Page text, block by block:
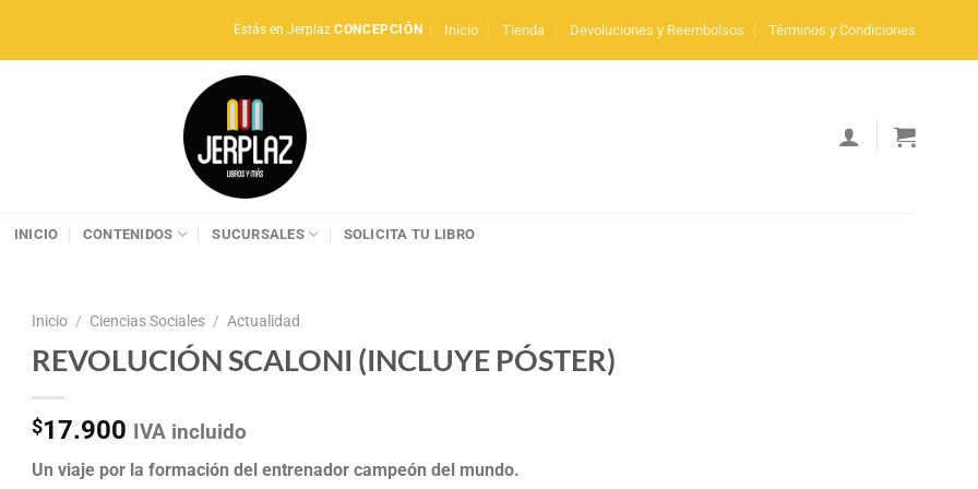
Estás en JerplazCONCEPCIÓN Inicio Tienda Devoluciones y Reembolsos Términos y Condiciones
INICIO CONTENIDOS SUCURSALES SOLICITA TU LIBRO
Inicio / Ciencias Sociales / Actualidad
REVOLUCIÓN SCALONI (INCLUYE PÓSTER)
$17.900 IVA incluido
Un viaje por la formación del entrenador campeón del mundo.